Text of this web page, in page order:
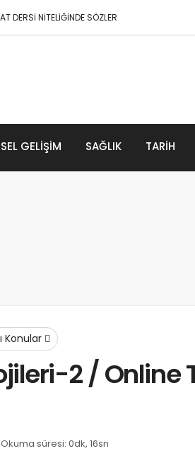
DERSİ NİTELİĞİNDE SÖZLER
ve Büyük Donma
GELIŞIM SAĞLIK TARIH
Konular
2 / Online
Okuma süresi: 0dk, 16sn